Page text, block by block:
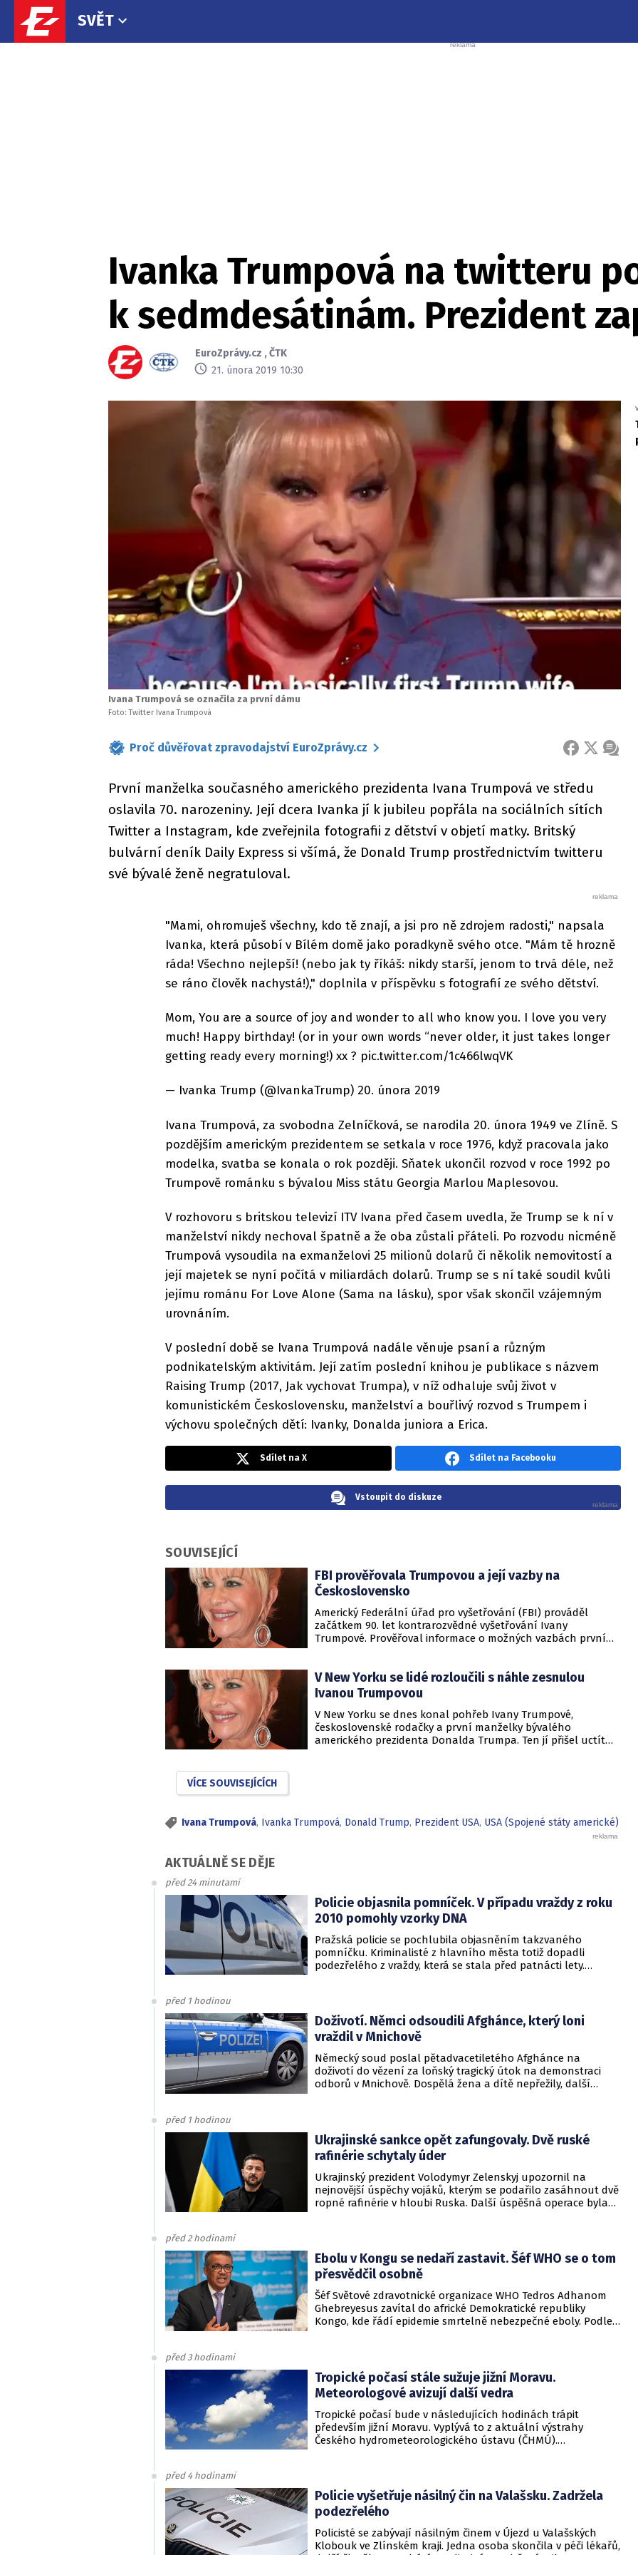
SVĚT
Ivanka Trumpová na twitteru
k sedmdesátinám. Prezident
EuroZprávy.cz ,ČTK
21. února 2019 10:30
Ivana Trumpová se označila za první dámu
Foto: Twitter Ivana Trumpová
Proč důvěřovat zpravodajství EuroZprávy.cz FACEBOOK
X
První manželka současného amerického prezidenta Ivana Trumpová ve středu
oslavila 70. narozeniny. Její dcera Ivanka jí k jubileu popřála na sociálních sítích
Twitter a Instagram, kde zveřejnila fotografii z dětství v objetí matky. Britský
bulvární deník Daily Express si všímá, že Donald Trump prostřednictvím twitteru
své bývalé ženě negratuloval.
"Mami, ohromuješ všechny, kdo tě znají, a jsi pro ně zdrojem radosti," napsala
Ivanka, která působí v Bílém domě jako poradkyně svého otce. "Mám tě hrozně
ráda! Všechno nejlepší! (nebo jak ty říkáš: nikdy starší, jenom to trvá déle, než
se ráno člověk nachystá!)," doplnila v příspěvku s fotografií ze svého dětství.
Mom, You are a source of joy and wonder to all who know you. I love you very
much! Happy birthday! (or in your own words “never older, it just takes longer
getting ready every morning!) xx ? pic.twitter.com/1c466lwqVK
— Ivanka Trump (@IvankaTrump) 20. února 2019
Ivana Trumpová, za svobodna Zelníčková, se narodila 20. února 1949 ve Zlíně. S
pozdějším americkým prezidentem se setkala v roce 1976, když pracovala jako
modelka, svatba se konala o rok později. Sňatek ukončil rozvod v roce 1992 po
Trumpově románku s bývalou Miss státu Georgia Marlou Maplesovou.
V rozhovoru s britskou televizí ITV Ivana před časem uvedla, že Trump se k ní v
manželství nikdy nechoval špatně a že oba zůstali přáteli. Po rozvodu nicméně
Trumpová vysoudila na exmanželovi 25 milionů dolarů či několik nemovitostí a
její majetek se nyní počítá v miliardách dolarů. Trump se s ní také soudil kvůli
jejímu románu For Love Alone (Sama na lásku), spor však skončil vzájemným
urovnáním.
V poslední době se Ivana Trumpová nadále věnuje psaní a různým
podnikatelským aktivitám. Její zatím poslední knihou je publikace s názvem
Raising Trump (2017, Jak vychovat Trumpa), v níž odhaluje svůj život v
komunistickém Československu, manželství a bouřlivý rozvod s Trumpem i
výchovu společných dětí: Ivanky, Donalda juniora a Erica.
Sdílet na X Sdílet na Facebooku
Vstoupit do diskuze
SOUVISEJÍCÍ
FBI prověřovala Trumpovou a její vazby na
Československo
Americký Federální úřad pro vyšetřování (FBI) prováděl
začátkem 90. let kontrarozvědné vyšetřování Ivany
Trumpové. Prověřoval informace o možných vazbách první
Bloomberg, která získala výňatek vyšetřovacího spisu.
V New Yorku se lidé rozloučili s náhle zesnulou
Ivanou Trumpovou
V New Yorku se dnes konal pohřeb Ivany Trumpové,
československé rodačky a první manželky bývalého
amerického prezidenta Donalda Trumpa. Ten jí přišel uctít
VÍCE SOUVISEJÍCÍCH
Ivana Trumpová, Ivanka Trumpová, Donald Trump, Prezident USA, USA (Spojené státy americké)
AKTUÁLNĚ SE DĚJE
před 24 minutami
Policie objasnila pomníček. V případu vraždy z roku
2010 pomohly vzorky DNA
Pražská policie se pochlubila objasněním takzvaného
pomníčku. Kriminalisté z hlavního města totiž dopadli
podezřelého z vraždy, která se stala před patnácti lety.
před 1 hodinou
Doživotí. Němci odsoudili Afghánce, který loni
vraždil v Mnichově
Německý soud poslal pětadvacetiletého Afghánce na
doživotí do vězení za loňský tragický útok na demonstraci
odborů v Mnichově. Dospělá žena a dítě nepřežily, další
před 1 hodinou
Ukrajinské sankce opět zafungovaly. Dvě ruské
rafinérie schytaly úder
Ukrajinský prezident Volodymyr Zelenskyj upozornil na
nejnovější úspěchy vojáků, kterým se podařilo zasáhnout dvě
ropné rafinérie v hloubi Ruska. Další úspěšná operace byla
před 2 hodinami
Ebolu v Kongu se nedaří zastavit. Šéf WHO se o tom
přesvědčil osobně
Šéf Světové zdravotnické organizace WHO Tedros Adhanom
Ghebreyesus zavítal do africké Demokratické republiky
Kongo, kde řádí epidemie smrtelně nebezpečné eboly. Podle
před 3 hodinami
Tropické počasí stále sužuje jižní Moravu.
Meteorologové avizují další vedra
Tropické počasí bude v následujících hodinách trápit
především jižní Moravu. Vyplývá to z aktuální výstrahy
Českého hydrometeorologického ústavu (ČHMÚ).
před 4 hodinami
Policie vyšetřuje násilný čin na Valašsku. Zadržela
podezřelého
Policisté se zabývají násilným činem v Újezd u Valašských
Klobouk ve Zlínském kraji. Jedna osoba skončila v péči lékařů,